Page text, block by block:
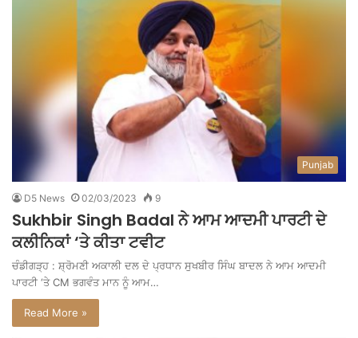
Punjab
D5 News 02/03/2023 9
Sukhbir Singh Badal ਨੇ ਆਮ ਆਦਮੀ ਪਾਰਟੀ ਦੇ
ਕਲੀਨਿਕਾਂ ‘ਤੇ ਕੀਤਾ ਟਵੀਟ
ਚੰਡੀਗੜ੍ਹ : ਸ਼੍ਰੋਮਣੀ ਅਕਾਲੀ ਦਲ ਦੇ ਪ੍ਰਧਾਨ ਸੁਖਬੀਰ ਸਿੰਘ ਬਾਦਲ ਨੇ ਆਮ ਆਦਮੀ
ਪਾਰਟੀ ‘ਤੇ CM ਭਗਵੰਤ ਮਾਨ ਨੂੰ ਆਮ…
Read More »